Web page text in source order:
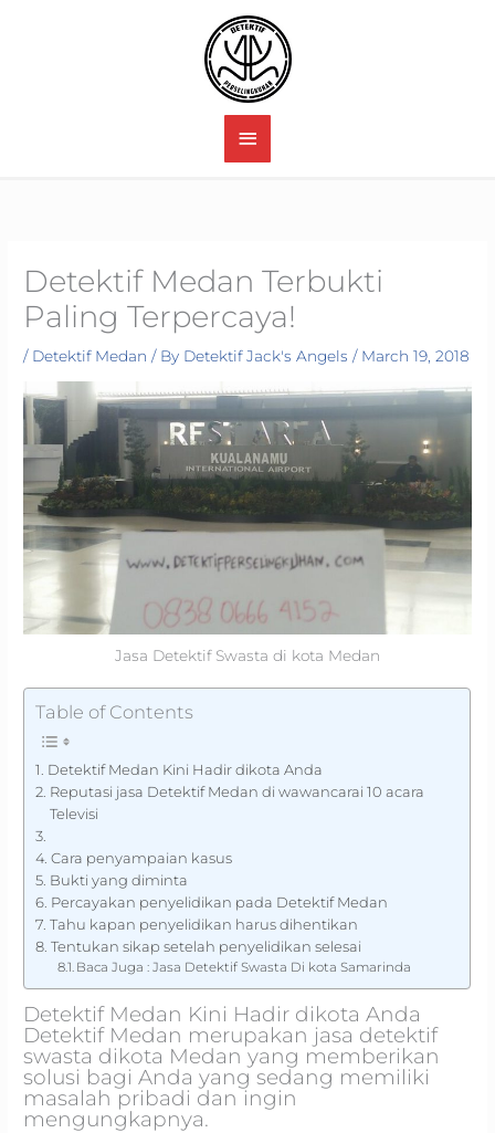
MAIN
Detektif Medan Terbukti
Paling Terpercaya!
/ Detektif Medan / By Detektif Jack's Angels/ March 19, 2018
Jasa Detektif Swasta di kota Medan
Table of Contents
Detektif Medan Kini Hadir dikota Anda
Reputasi jasa Detektif Medan di wawancarai 10 acara
Televisi
Cara penyampaian kasus
Bukti yang diminta
Percayakan penyelidikan pada Detektif Medan
Tahu kapan penyelidikan harus dihentikan
Tentukan sikap setelah penyelidikan selesai
Baca Juga : Jasa Detektif Swasta Di kota Samarinda
Detektif Medan Kini Hadir dikota Anda
Detektif Medan merupakan jasa detektif
swasta dikota Medan yang memberikan
solusi bagi Anda yang sedang memiliki
masalah pribadi dan ingin
mengungkapnya.